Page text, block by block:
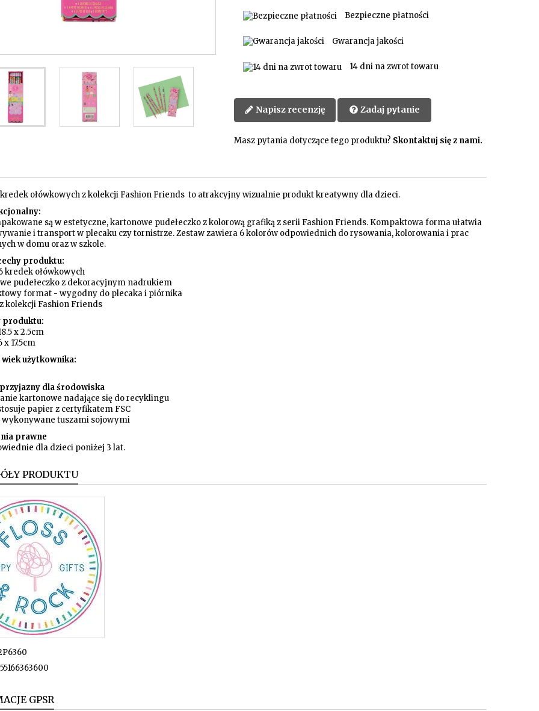
Bezpieczne płatności
Gwarancja jakości
14 dni na zwrot towaru
Napisz recenzję Zadaj pytanie
Masz pytania dotyczące tego produktu? Skontaktuj się z nami.
ołówkowych z kolekcji Fashion Friends to atrakcyjny wizualnie produkt kreatywny dla dzieci.
są w estetyczne, kartonowe pudełeczko z kolorową grafiką z serii Fashion Friends. Kompaktowa forma ułatwia
i transport w plecaku czy tornistrze. Zestaw zawiera 6 kolorów odpowiednich do rysowania, kolorowania i prac
w domu oraz w szkole.
produktu:
kredek ołówkowych
pudełeczko z dekoracyjnym nadrukiem
format - wygodny do plecaka i piórnika
kolekcji Fashion Friends
produktu:
x 2.5cm
17.5cm
wiek użytkownika:
dla środowiska
kartonowe nadające się do recyklingu
papier z certyfikatem FSC
wykonywane tuszami sojowymi
prawne
dla dzieci poniżej 3 lat.
PRODUKTU
GPSR